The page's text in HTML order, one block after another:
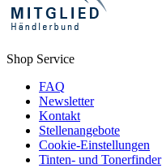
Shop Service
FAQ
Newsletter
Kontakt
Stellenangebote
Cookie-Einstellungen
Tinten- und Tonerfinder